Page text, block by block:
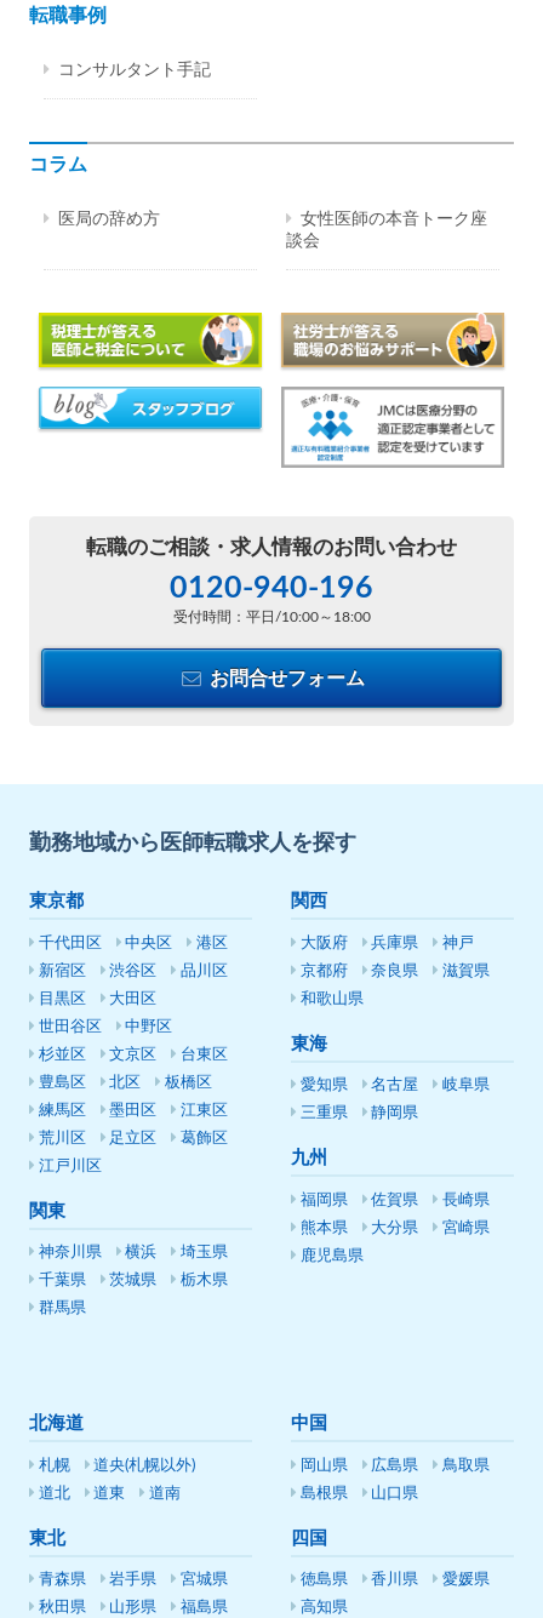
転職事例
コンサルタント手記
コラム
医局の辞め方
女性医師の本音トーク座
談会
転職のご相談・ 求人情報のお問い合わせ
0120-940-196
受付時間：平日/10:00～18:00
お問合せフォーム
勤務地域から医師転職求人を探す
東京都
千代田区 中央区
港区
新宿区
渋谷区
品川区
目黒区
大田区
世田谷区
中野区
杉並区
文京区
台東区
豊島区
北区
板橋区
練馬区
墨田区
江東区
荒川区
足立区
葛飾区
江戸川区
関東
神奈川県 横浜
埼玉県
千葉県
茨城県
栃木県
群馬県
関西
大阪府 兵庫県
神戸
京都府
奈良県
滋賀県
和歌山県
東海
愛知県 名古屋
岐阜県
三重県
静岡県
九州
福岡県 佐賀県
長崎県
熊本県
大分県
宮崎県
鹿児島県
北海道
札幌
道央(札幌以外)
道北
道東 道南
東北
青森県 岩手県
宮城県
秋田県
山形県 福島県
中国
岡山県 広島県
鳥取県
島根県
山口県
四国
徳島県 香川県
愛媛県
高知県